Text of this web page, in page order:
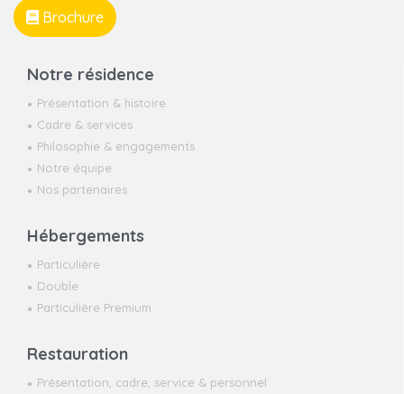
Brochure
Notre résidence
Présentation & histoire
Cadre & services
Philosophie & engagements
Notre équipe
Nos partenaires
Hébergements
Particulière
Double
Particulière Premium
Restauration
Présentation, cadre, service & personnel